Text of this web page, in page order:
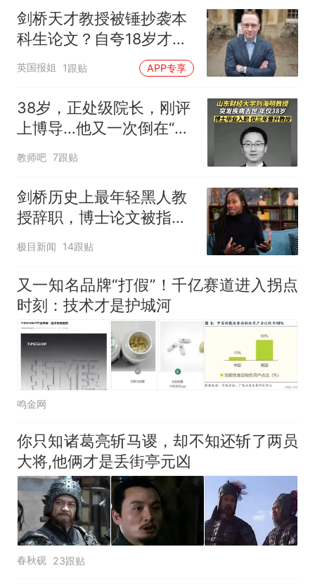
笔迹不一样”
剑桥天才教授被锤抄袭本
科生论文？自夸18岁才认
字火速拿博士，还曾6天
跑1000公里天赋异禀？
英国报姐 1跟贴 APP专享
38岁，正处级院长，刚评
上博导…他又一次倒在“年
教师吧 7跟贴
剑桥历史上最年轻黑人教
授辞职，博士论文被指抄
袭180处，履历成就再遭
极目新闻 14跟贴
又一知名品牌“打假”！千亿赛道进入拐点
时刻：技术才是护城河
鸣金网
你只知诸葛亮斩马谡，却不知还斩了两员
大将,他俩才是丢街亭元凶
春秋砚 23跟贴